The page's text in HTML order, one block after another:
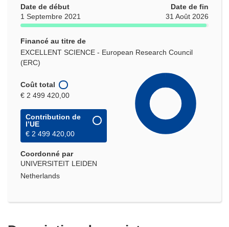
Date de début
1 Septembre 2021
Date de fin
31 Août 2026
Financé au titre de
EXCELLENT SCIENCE - European Research Council
(ERC)
Coût total
€ 2 499 420,00
Contribution de
l’UE
€ 2 499 420,00
Coordonné par
UNIVERSITEIT LEIDEN
Netherlands